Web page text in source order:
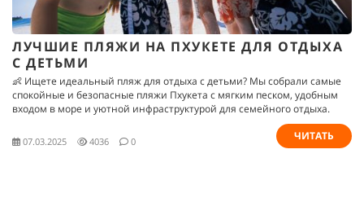
ЛУЧШИЕ ПЛЯЖИ НА ПХУКЕТЕ ДЛЯ ОТДЫХА
С ДЕТЬМИ
👶 Ищете идеальный пляж для отдыха с детьми? Мы собрали самые
спокойные и безопасные пляжи Пхукета с мягким песком, удобным
входом в море и уютной инфраструктурой для семейного отдыха.
07.03.2025 4036 0 ЧИТАТЬ